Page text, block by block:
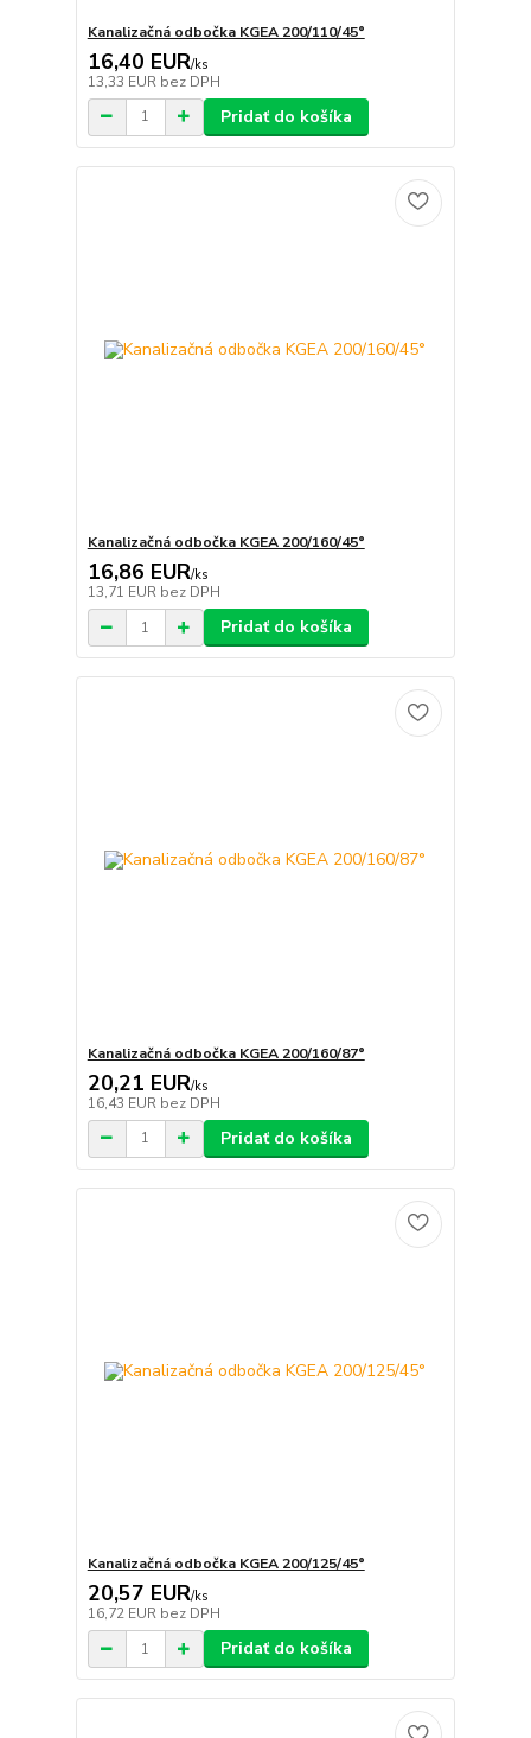
Kanalizačná odbočka KGEA 200/110/45°
16,40 EUR/ks
13,33 EUR bez DPH
Pridať do košíka
Kanalizačná odbočka KGEA 200/160/45°
16,86 EUR/ks
13,71 EUR bez DPH
Pridať do košíka
Kanalizačná odbočka KGEA 200/160/87°
20,21 EUR/ks
16,43 EUR bez DPH
Pridať do košíka
Kanalizačná odbočka KGEA 200/125/45°
20,57 EUR/ks
16,72 EUR bez DPH
Pridať do košíka